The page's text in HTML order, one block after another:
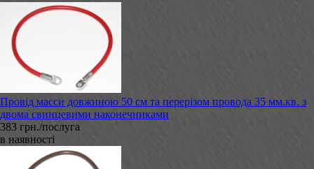
Провід масси довжиною 50 см та перерізом провода 35 мм.кв. з
двома свинцевими наконечниками
383 грн./послуга
в наявності